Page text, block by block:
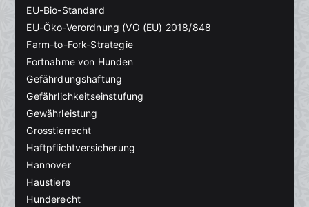
EU-Bio-Standard
EU-Öko-Verordnung (VO (EU) 2018/848
Farm-to-Fork-Strategie
Fortnahme von Hunden
Gefährdungshaftung
Gefährlichkeitseinstufung
Gewährleistung
Grosstierrecht
Haftpflichtversicherung
Hannover
Haustiere
Hunderecht